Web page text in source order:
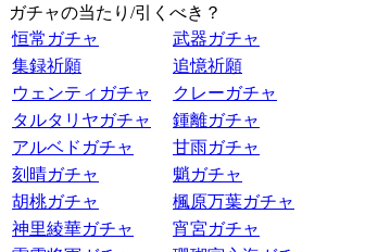
ガチャの当たり/引くべき？
恒常ガチャ
武器ガチャ
集録祈願
追憶祈願
ウェンティガチャ
クレーガチャ
タルタリヤガチャ
鍾離ガチャ
アルベドガチャ
甘雨ガチャ
刻晴ガチャ
魈ガチャ
胡桃ガチャ
楓原万葉ガチャ
神里綾華ガチャ
宵宮ガチャ